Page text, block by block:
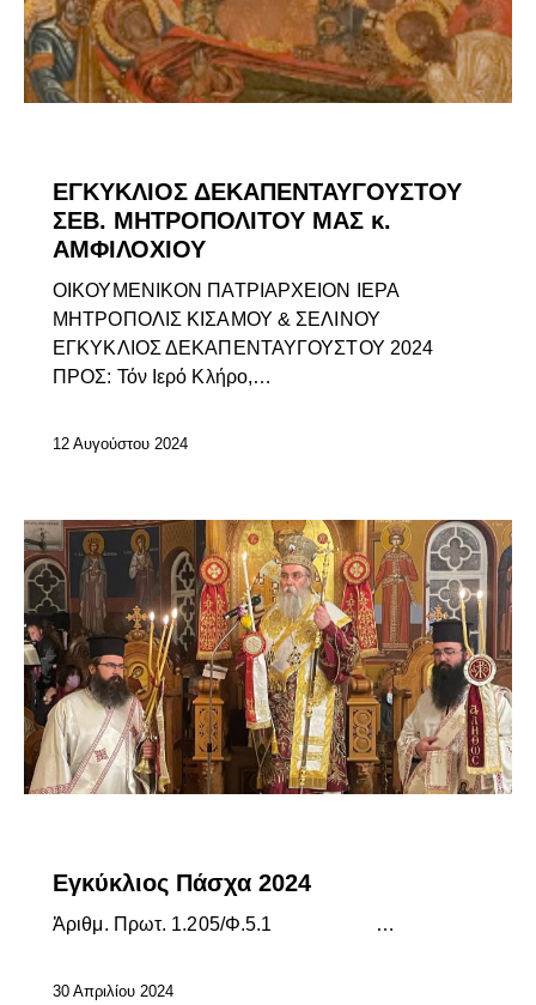
ΕΓΚΥΚΛΙΟΣ ΔΕΚΑΠΕΝΤΑΥΓΟΥΣΤΟΥ
ΣΕΒ. ΜΗΤΡΟΠΟΛΙΤΟΥ ΜΑΣ κ.
ΑΜΦΙΛΟΧΙΟΥ
ΟΙΚΟΥΜΕΝΙΚΟΝ ΠΑΤΡΙΑΡΧΕΙΟΝ ΙΕΡΑ
ΜΗΤΡΟΠΟΛΙΣ ΚΙΣΑΜΟΥ & ΣΕΛΙΝΟΥ
ΕΓΚΥΚΛΙΟΣ ΔΕΚΑΠΕΝΤΑΥΓΟΥΣΤΟΥ 2024
ΠΡΟΣ: Τόν Ιερό Κλήρο,…
12 Αυγούστου 2024
Εγκύκλιος Πάσχα 2024
Ἀ­ριθμ. Πρωτ. 1.205/Φ.5.1 …
30 Απριλίου 2024